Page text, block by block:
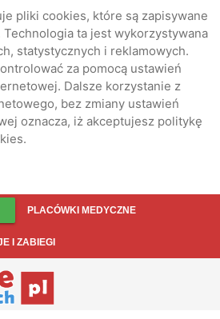
pliki cookies, które są zapisywane
ta jest wykorzystywana
statystycznych i reklamowych.
za pomocą ustawień
Dalsze korzystanie z
bez zmiany ustawień
oznacza, iż akceptujesz politykę
PLACÓWKI MEDYCZNE
I ZABIEGI